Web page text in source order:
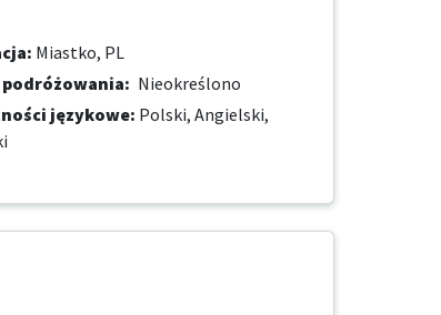
: Miastko, PL
podróżowania: Nieokreślono
językowe: Polski, Angielski,